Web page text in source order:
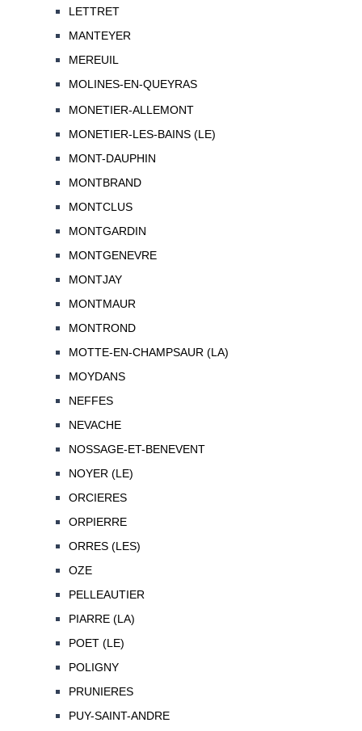
LETTRET
MANTEYER
MEREUIL
MOLINES-EN-QUEYRAS
MONETIER-ALLEMONT
MONETIER-LES-BAINS (LE)
MONT-DAUPHIN
MONTBRAND
MONTCLUS
MONTGARDIN
MONTGENEVRE
MONTJAY
MONTMAUR
MONTROND
MOTTE-EN-CHAMPSAUR (LA)
MOYDANS
NEFFES
NEVACHE
NOSSAGE-ET-BENEVENT
NOYER (LE)
ORCIERES
ORPIERRE
ORRES (LES)
OZE
PELLEAUTIER
PIARRE (LA)
POET (LE)
POLIGNY
PRUNIERES
PUY-SAINT-ANDRE